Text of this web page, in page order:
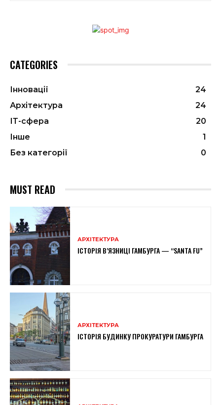
CATEGORIES
Інновації
24
Архітектура
24
ІТ-сфера
20
Інше
1
Без категорії
0
MUST READ
АРХІТЕКТУРА
ІСТОРІЯ В’ЯЗНИЦІ ГАМБУРГА — “SANTA FU”
АРХІТЕКТУРА
ІСТОРІЯ БУДИНКУ ПРОКУРАТУРИ ГАМБУРГА